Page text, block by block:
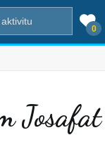
0
Josafat